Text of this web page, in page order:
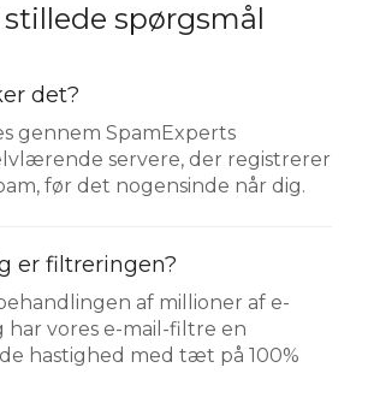
spørgsmål
det?
gennem SpamExperts
servere, der registrerer
før det nogensinde når dig.
er filtreringen?
af millioner af e-
har vores e-mail-filtre en
hastighed med tæt på 100%